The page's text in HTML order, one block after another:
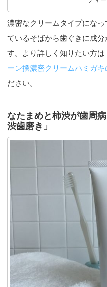
濃密なクリームタイプにな
ているそばから歯ぐきに成
す。より詳しく知りたい方は
ーン撰濃密クリームハミガキ
ださい。
なたまめと柿渋が歯周
渋歯磨き」